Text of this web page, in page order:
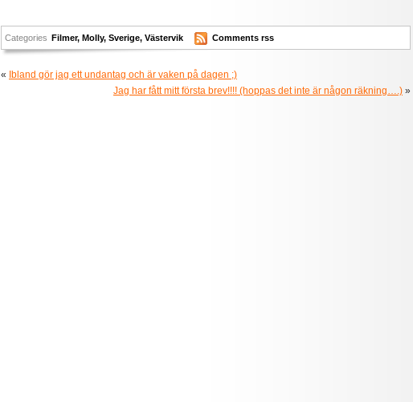
Categories Filmer,Molly,Sverige,Västervik Comments rss
« Ibland gör jag ett undantag och är vaken på dagen ;)
Jag har fått mitt första brev!!!! (hoppas det inte är någon räkning….) »